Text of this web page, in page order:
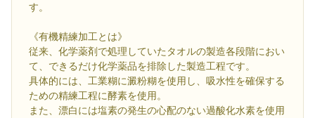
す。
《有機精練加工とは》
従来、化学薬剤で処理していたタオルの製造各段階におい
て、できるだけ化学薬品を排除した製造工程です。
具体的には、工業糊に澱粉糊を使用し、吸水性を確保する
ための精練工程に酵素を使用。
また、漂白には塩素の発生の心配のない過酸化水素を使用